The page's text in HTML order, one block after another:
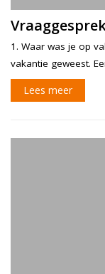
1. Waar was je op
vakantie geweest.
Lees meer